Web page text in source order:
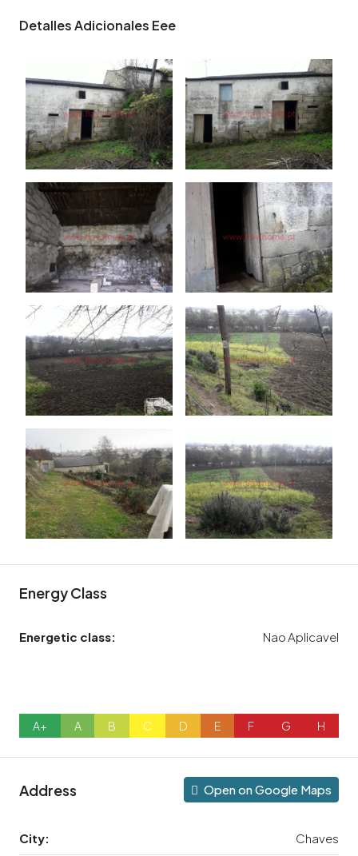
Detalles Adicionales Eee
Energy Class
Energetic class: Nao Aplicavel
A+ A B C D E F G H
Address Open on Google Maps
City: Chaves